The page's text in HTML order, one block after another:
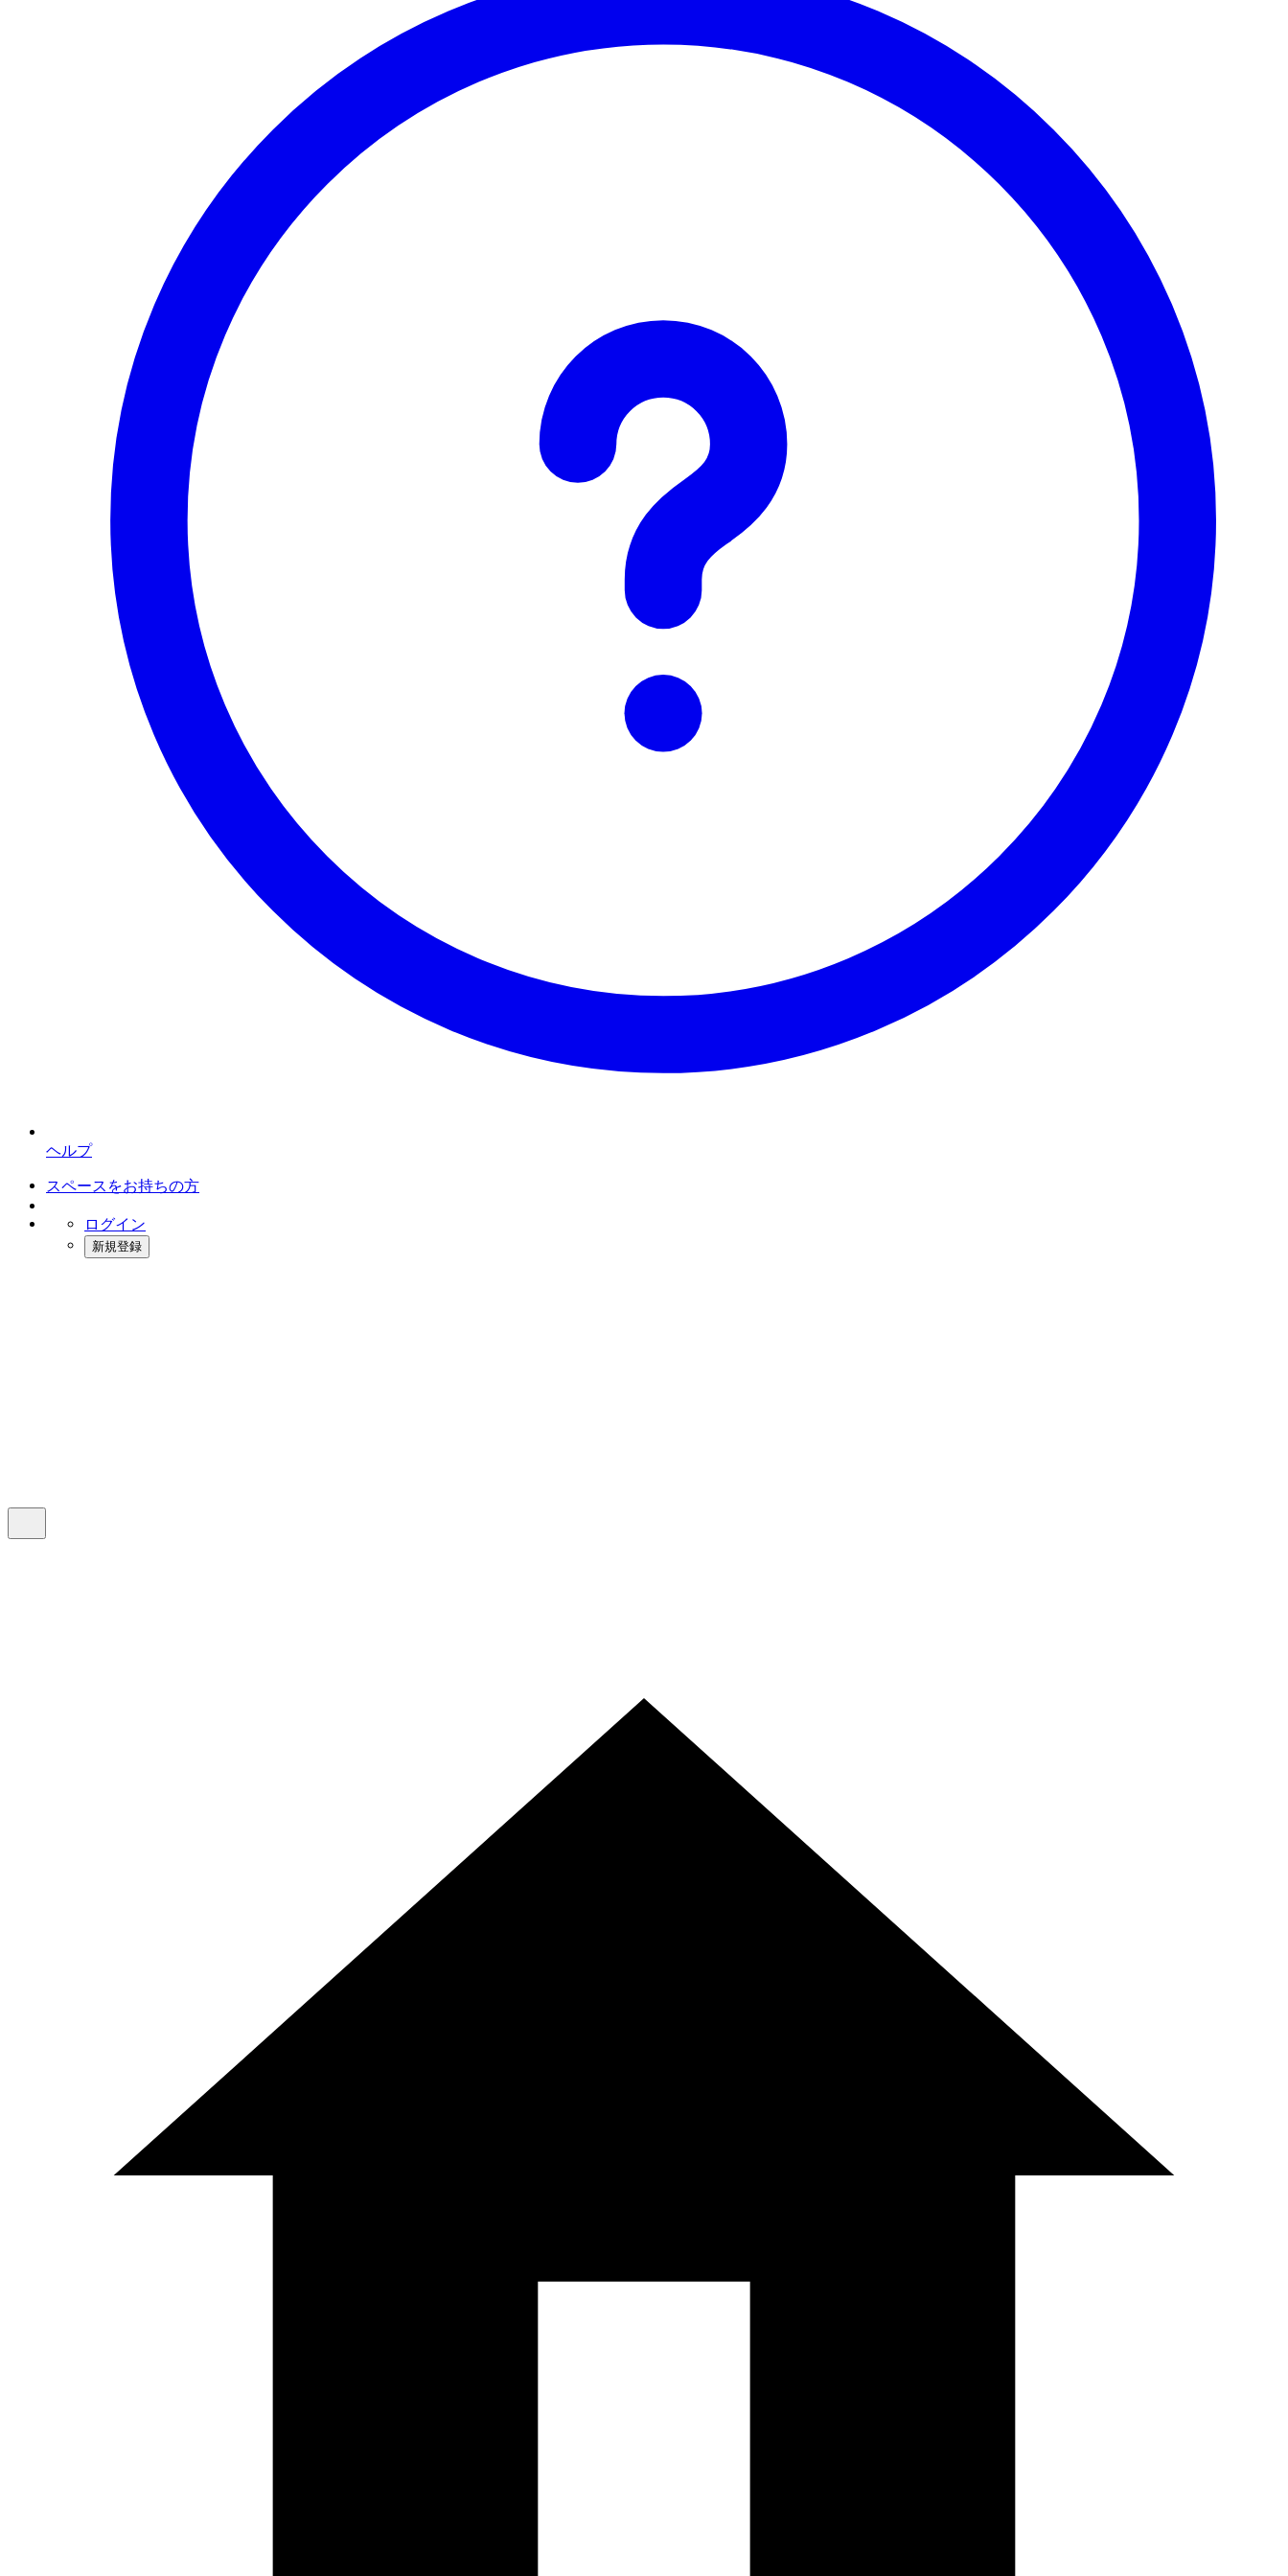
ヘルプ
スペースをお持ちの方
ログイン
新規登録